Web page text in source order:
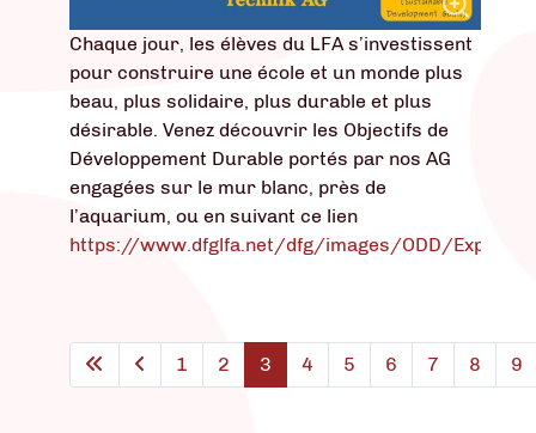
Chaque jour, les élèves du LFA s’investissent
pour construire une école et un monde plus
beau, plus solidaire, plus durable et plus
désirable. Venez découvrir les Objectifs de
Développement Durable portés par nos AG
engagées sur le mur blanc, près de
l’aquarium, ou en suivant ce lien
https://www.dfglfa.net/dfg/images/ODD/
1 2 3 4 5 6 7 8 9